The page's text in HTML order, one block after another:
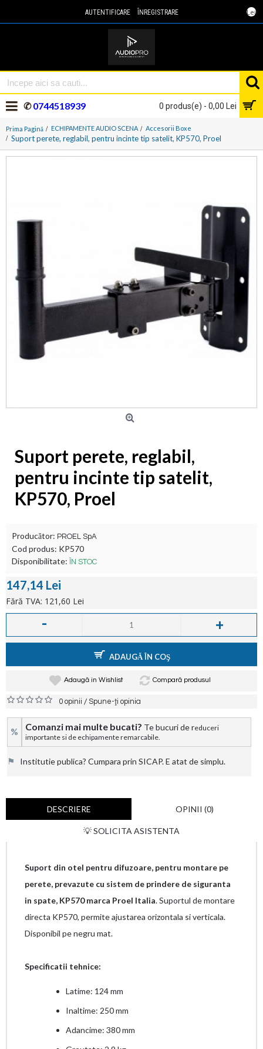
Lei
AUTENTIFICARE ÎNREGISTRARE
0 produs(e) - 0,00 Lei
✆0744518939
Prima Pagină ECHIPAMENTE AUDIO SCENA Accesorii Boxe
Suport perete, reglabil, pentru incinte tip satelit, KP570, Proel
Suport perete, reglabil,
pentru incinte tip satelit,
KP570, Proel
Producător: PROEL SpA
Cod produs: KP570
Disponibilitate:
ÎN STOC
147,14 Lei
Fără TVA: 121,60 Lei
- +
ADAUGĂ ÎN COŞ
Adaugă in Wishlist Compară produsul
0 opinii /Spune-ţi opinia
% Comanzi mai multe bucati? Te bucuri de reduceri
importante si de echipamente remarcabile.
⚑ Institutie publica? Cumpara prin SICAP. E atat de simplu.
DESCRIERE OPINII (0)
💡 SOLICITA ASISTENTA
Suport din otel pentru difuzoare, pentru montare pe
perete, prevazute cu sistem de prindere de siguranta
in spate, KP570 marca Proel Italia. Suportul de montare
directa KP570, permite ajustarea orizontala si verticala.
Disponibil pe negru mat.
Specificatii tehnice:
Latime: 124 mm
Inaltime: 250 mm
Adancime: 380 mm